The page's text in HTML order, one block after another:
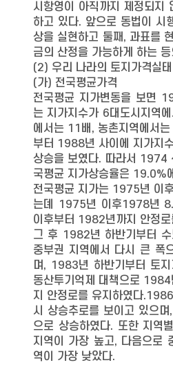
시항영이 아직까지 제정되지
하고 있다. 앞으로 동법이 시
상을 실현하고 둘째, 과표를
금의 산정을 가능하게 하는
(2) 우리 나라의 토지가격실태
(가) 전국평균가격
전국평균 지가변동을 보면
는 지가지수가 6대도시지역
에서는 11배, 농촌지역에서
부터 1988년 사이에 지가지
상승을 보였다. 따라서 1974
국평균 지가상승율은 19.0%
전국평균 지가는 1975년 이
는뎨 1975년 이후1978년
이후부터 1982년까지 안정로
그 후 1982년 하반기부터
중부권 지역에서 다시 큰 폭
며, 1983년 하반기부터 토
동산투기억제 대책으로
지 안정로를 유지하였다
시 상승추로를 보이고 있으
으로 상승하였다. 또한 지역
지역이 가장 높고, 다음으로
역이 가장 낮았다.